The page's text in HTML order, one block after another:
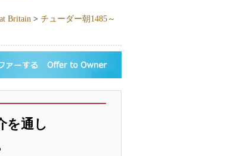
Britain> チューダー朝1485～
を通し